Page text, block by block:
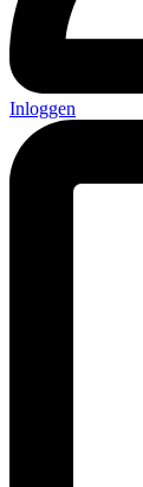
Inloggen